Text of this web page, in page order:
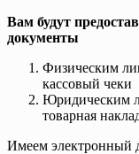
Вам будут
документы
Физическим
кассовый чеки
Юридическим
товарная
Имеем электронный